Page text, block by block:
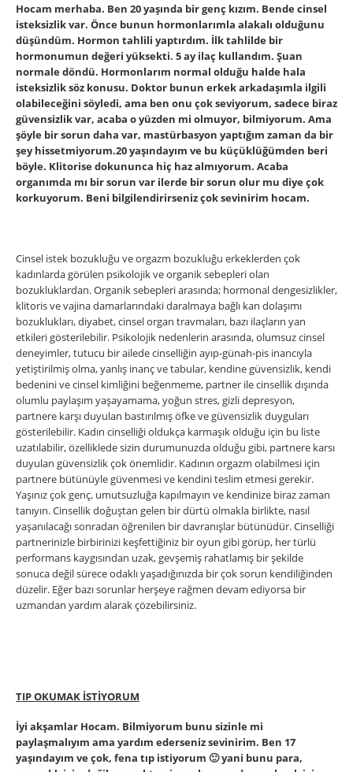
Hocam merhaba. Ben 20 yaşında bir genç kızım. Bende cinsel
isteksizlik var. Önce bunun hormonlarımla alakalı olduğunu
düşündüm. Hormon tahlili yaptırdım. İlk tahlilde bir
hormonumun değeri yüksekti. 5 ay ilaç kullandım. Şuan
normale döndü. Hormonlarım normal olduğu halde hala
isteksizlik söz konusu. Doktor bunun erkek arkadaşımla ilgili
olabileceğini söyledi, ama ben onu çok seviyorum, sadece biraz
güvensizlik var, acaba o yüzden mi olmuyor, bilmiyorum. Ama
şöyle bir sorun daha var, mastürbasyon yaptığım zaman da bir
şey hissetmiyorum.20 yaşındayım ve bu küçüklüğümden beri
böyle. Klitorise dokununca hiç haz almıyorum. Acaba
organımda mı bir sorun var ilerde bir sorun olur mu diye çok
korkuyorum. Beni bilgilendirirseniz çok sevinirim hocam.
Cinsel istek bozukluğu ve orgazm bozukluğu erkeklerden çok
kadınlarda görülen psikolojik ve organik sebepleri olan
bozukluklardan. Organik sebepleri arasında; hormonal dengesizlikler,
klitoris ve vajina damarlarındaki daralmaya bağlı kan dolaşımı
bozuklukları, diyabet, cinsel organ travmaları, bazı ilaçların yan
etkileri gösterilebilir. Psikolojik nedenlerin arasında, olumsuz cinsel
deneyimler, tutucu bir ailede cinselliğin ayıp-günah-pis inancıyla
yetiştirilmiş olma, yanlış inanç ve tabular, kendine güvensizlik, kendi
bedenini ve cinsel kimliğini beğenmeme, partner ile cinsellik dışında
olumlu paylaşım yaşayamama, yoğun stres, gizli depresyon,
partnere karşı duyulan bastırılmış öfke ve güvensizlik duyguları
gösterilebilir. Kadın cinselliği oldukça karmaşık olduğu için bu liste
uzatılabilir, özelliklede sizin durumunuzda olduğu gibi, partnere karsı
duyulan güvensizlik çok önemlidir. Kadının orgazm olabilmesi için
partnere bütünüyle güvenmesi ve kendini teslim etmesi gerekir.
Yaşınız çok genç, umutsuzluğa kapılmayın ve kendinize biraz zaman
tanıyın. Cinsellik doğuştan gelen bir dürtü olmakla birlikte, nasıl
yaşanılacağı sonradan öğrenilen bir davranışlar bütünüdür. Cinselliği
partnerinizle birbirinizi keşfettiğiniz bir oyun gibi görüp, her türlü
performans kaygısından uzak, gevşemiş rahatlamış bir şekilde
sonuca değil sürece odaklı yaşadığınızda bir çok sorun kendiliğinden
düzelir. Eğer bazı sorunlar herşeye rağmen devam ediyorsa bir
uzmandan yardım alarak çözebilirsiniz.
TIP OKUMAK İSTİYORUM
İyi akşamlar Hocam. Bilmiyorum bunu sizinle mi
paylaşmalıyım ama yardım ederseniz sevinirim. Ben 17
yaşındayım ve çok, fena tıp istiyorum 🙂 yani bunu para,